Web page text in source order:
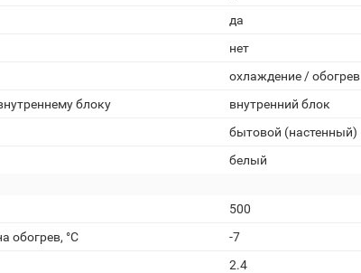
да
нет
охлаждение / обогрев
блоку
внутренний блок
бытовой (настенный)
белый
500
обогрев, °С
-7
2.4